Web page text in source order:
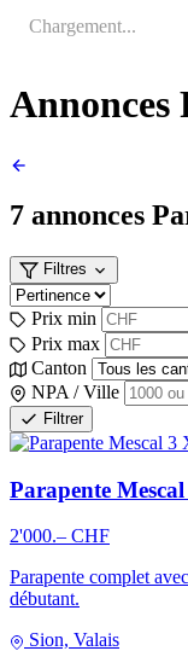
Chargement...
Annonces
7 annonces
Filtres
Prix min
Prix max
Canton
NPA / Ville
Filtrer
Parapente
2'000.– CHF
Parapente complet
débutant.
Sion, Valais